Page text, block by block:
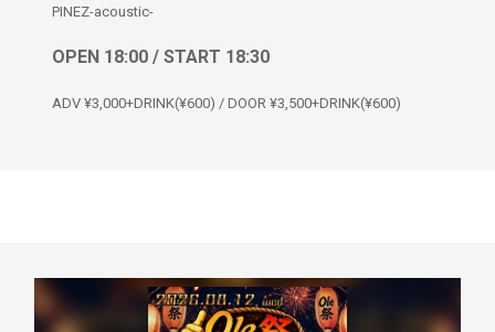
PINEZ-acoustic-
OPEN 18:00 / START 18:30
ADV ¥3,000+DRINK(¥600) / DOOR ¥3,500+DRINK(¥600)